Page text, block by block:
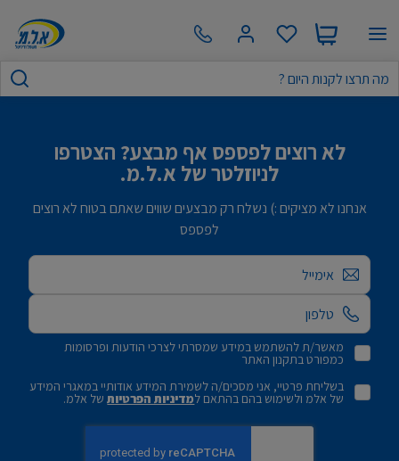
לא רוצים לפספס אף מבצע? הצטרפו
לניוזלטר של א.ל.מ.
אנחנו לא מציקים :) נשלח רק מבצעים שווים שאתם בטוח לא רוצים
לפספס
אימייל
מאשר/ת להשתמש במידע שמסרתי לצרכי הודעות ופרסומות
כמפורט בתקנון האתר
בשליחת פרטיי, אני מסכים/ה לשמירת המידע אודותיי במאגרי המידע
של אלמ ולשימוש בהם בהתאם למדיניות הפרטיותשל אלמ.